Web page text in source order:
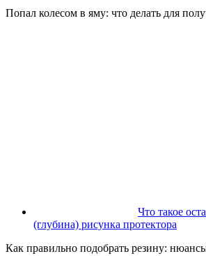
Попал колесом в яму: что делать для
Что такое
(глубина) рисунка протектора
Как правильно подобрать резину: